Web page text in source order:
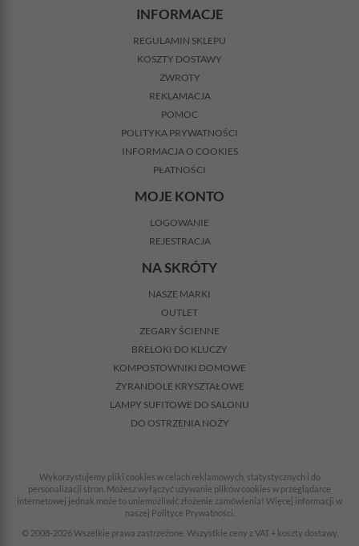
INFORMACJE
REGULAMIN SKLEPU
KOSZTY DOSTAWY
ZWROTY
REKLAMACJA
POMOC
POLITYKA PRYWATNOŚCI
INFORMACJA O COOKIES
PŁATNOŚCI
MOJE KONTO
LOGOWANIE
REJESTRACJA
NA SKRÓTY
NASZE MARKI
OUTLET
ZEGARY ŚCIENNE
BRELOKI DO KLUCZY
KOMPOSTOWNIKI DOMOWE
ŻYRANDOLE KRYSZTAŁOWE
LAMPY SUFITOWE DO SALONU
DO OSTRZENIA NOŻY
Wykorzystujemy pliki cookies w celach reklamowych, statystycznych i do
personalizacji stron. Możesz wyłączyć używanie plików cookies w przeglądarce
internetowej jednak może to uniemożliwić złożenie zamówienia! Więcej informacji w
naszej Polityce Prywatności.
© 2008-2026 Wszelkie prawa zastrzeżone. Wszystkie ceny z VAT + koszty dostawy.